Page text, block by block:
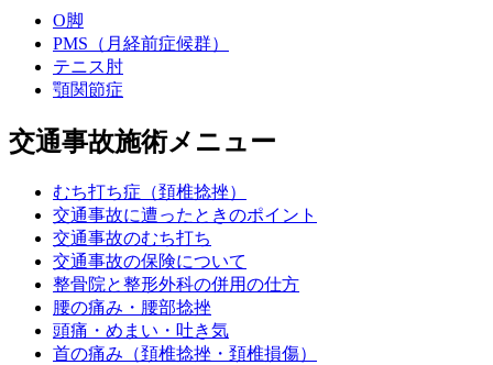
O脚
PMS（月経前症候群）
テニス肘
顎関節症
交通事故施術メニュー
むち打ち症（頚椎捻挫）
交通事故に遭ったときのポイント
交通事故のむち打ち
交通事故の保険について
整骨院と整形外科の併用の仕方
腰の痛み・腰部捻挫
頭痛・めまい・吐き気
首の痛み（頚椎捻挫・頚椎損傷）